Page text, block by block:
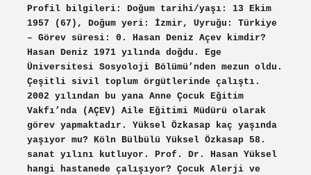
Profil bilgileri: Doğum tarihi/yaşı: 13 Ekim
1957 (67), Doğum yeri: İzmir, Uyruğu: Türkiye
– Görev süresi: 0. Hasan Deniz Açev kimdir?
Hasan Deniz 1971 yılında doğdu. Ege
Üniversitesi Sosyoloji Bölümü’nden mezun oldu.
Çeşitli sivil toplum örgütlerinde çalıştı.
2002 yılından bu yana Anne Çocuk Eğitim
Vakfı’nda (AÇEV) Aile Eğitimi Müdürü olarak
görev yapmaktadır. Yüksel Özkasap kaç yaşında
yaşıyor mu? Köln Bülbülü Yüksel Özkasap 58.
sanat yılını kutluyor. Prof. Dr. Hasan Yüksel
hangi hastanede çalışıyor? Çocuk Alerji ve